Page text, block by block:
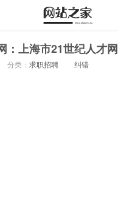
：上海市21世纪人才网
分类： 求职招聘 纠错